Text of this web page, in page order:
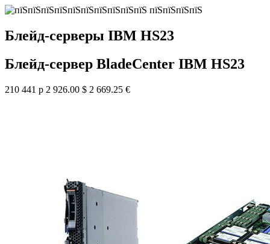
Блейд-серверы IBM HS23
Блейд-сервер BladeCenter IBM HS23
210 441 р 2 926.00 $ 2 669.25 €